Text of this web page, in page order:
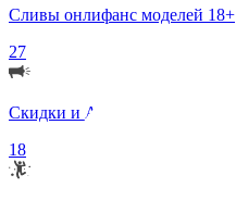
Сливы онлифанс моделей 18+
27
Скидки и Акции
18